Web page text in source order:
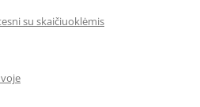
su skaičiuoklėmis